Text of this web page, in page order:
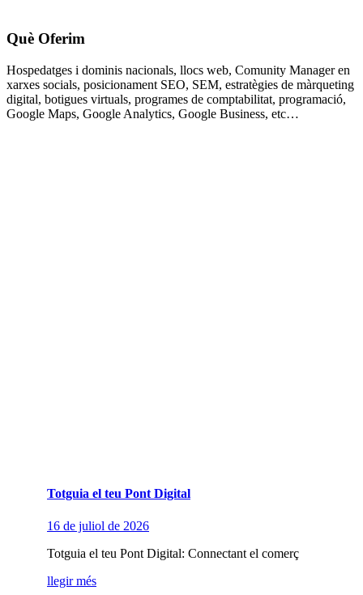
Què Oferim
Hospedatges i dominis nacionals, llocs web, Comunity Manager en
xarxes socials, posicionament SEO, SEM, estratègies de màrqueting
digital, botigues virtuals, programes de comptabilitat, programació,
Google Maps, Google Analytics, Google Business, etc…
Totguia el teu Pont Digital
16 de juliol de 2026
Totguia el teu Pont Digital: Connectant el comerç
llegir més